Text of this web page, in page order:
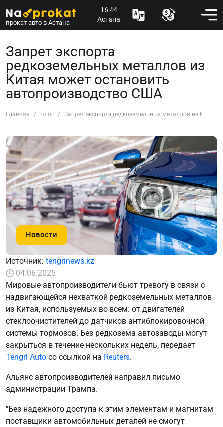
прокат авто в Астана
16:44
Астана
Запрет экспорта
редкоземельных металлов из
Китая может остановить
автопроизводство США
Главная Блог Запрет экспорта редкоземельных металлов из
Новости
Источник: tengrinews.kz
04.06.2025
Мировые автопроизводители бьют тревогу в связи с
надвигающейся нехваткой редкоземельных металлов
из Китая, используемых во всем: от двигателей
стеклоочистителей до датчиков антиблокировочной
системы тормозов. Без редкозема автозаводы могут
закрыться в течение нескольких недель, передает
Tengri Auto со ссылкой на Reuters.
Альянс автопроизводителей направил письмо
администрации Трампа.
"Без надежного доступа к этим элементам и магнитам
поставщики автомобильных деталей не смогут